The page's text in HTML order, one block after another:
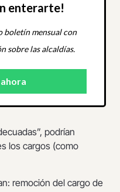
enterarte!
boletín mensual con
sobre las alcaldías.
podrían
los cargos (como
remoción del cargo de